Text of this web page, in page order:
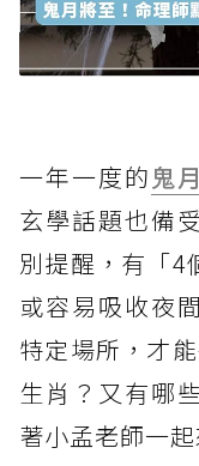
一年一度的 鬼月
玄學話題也備
別提醒，有「4
或容易吸收夜
特定場所，才
生肖？又有哪
著小孟老師一起